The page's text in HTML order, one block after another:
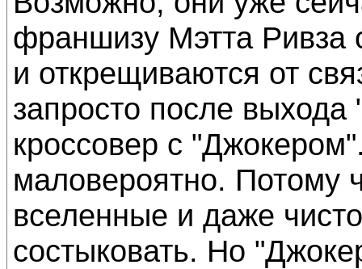
франшизу Мэтта Ривза
и открещиваются от
запросто после выхода
кроссовер с
маловероятно. Потому
вселенные и даже
состыковать. Но